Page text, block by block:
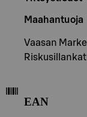
Maahantuoja
Vaasan
EAN